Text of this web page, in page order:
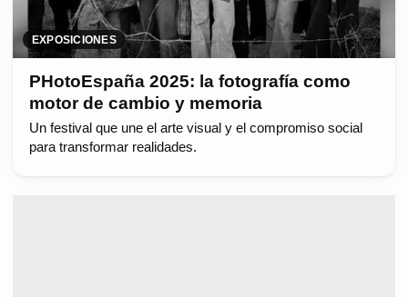
EXPOSICIONES
PHotoEspaña 2025: la fotografía como
motor de cambio y memoria
Un festival que une el arte visual y el compromiso social
para transformar realidades.